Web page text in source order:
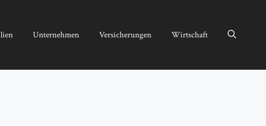
Unternehmen Versicherungen Wirtschaft